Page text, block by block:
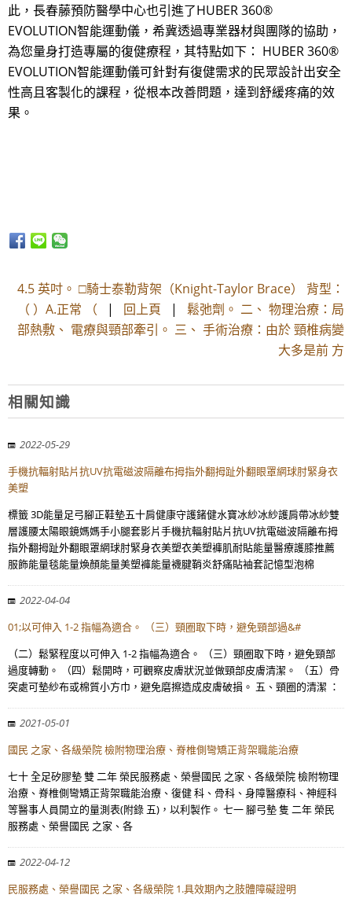
此，長春藤預防醫學中心也引進了HUBER 360®
EVOLUTION智能運動儀，希冀透過專業器材與團隊的協助，
為您量身打造專屬的復健療程，其特點如下： HUBER 360®
EVOLUTION智能運動儀可針對有復健需求的民眾設計出安全
性高且客製化的課程，從根本改善問題，達到舒緩疼痛的效
果。
4.5 英吋。 □騎士泰勒背架（Knight-Taylor Brace） 背型：
（ ）A.正常 （
| 回上頁 | 鬆弛劑。 二、 物理治療：局
部熱敷、 電療與頸部牽引。 三、 手術治療：由於 頸椎病變
大多是前 方
相關知識
2022-05-29
手機抗輻射貼片抗UV抗電磁波隔離布拇指外翻拇趾外翻眼罩網球肘緊身衣
美塑
標籤 3D能量足弓腳正鞋墊五十肩健康守護鍺健水寶冰紗冰紗護肩帶冰紗雙
層護腰太陽眼鏡媽媽手小腿套影片手機抗輻射貼片抗UV抗電磁波隔離布拇
指外翻拇趾外翻眼罩網球肘緊身衣美塑衣美塑褲肌耐貼能量醫療護膝推薦
服飾能量毯能量煥顏能量美塑褲能量襪腱鞘炎舒痛貼袖套記憶型泡棉
2022-04-04
01;以可伸入 1-2 指幅為適合。 （三）頸圈取下時，避免頸部過&#
（二）鬆緊程度以可伸入 1-2 指幅為適合。 （三）頸圈取下時，避免頸部
過度轉動。 （四）鬆開時，可觀察皮膚狀況並做頸部皮膚清潔。 （五）骨
突處可墊紗布或棉質小方巾，避免磨擦造成皮膚破損。 五、頸圈的清潔 ：
2021-05-01
國民 之家、各級榮院 檢附物理治療、脊椎側彎矯正背架職能治療
七十 全足矽膠墊 雙 二年 榮民服務處、榮譽國民 之家、各級榮院 檢附物理
治療、脊椎側彎矯正背架職能治療、復健 科、骨科、身障醫療科、神經科
等醫事人員開立的量測表(附錄 五)，以利製作。 七一 腳弓墊 隻 二年 榮民
服務處、榮譽國民 之家、各
2022-04-12
民服務處、榮譽國民 之家、各級榮院 1.具效期內之肢體障礙證明